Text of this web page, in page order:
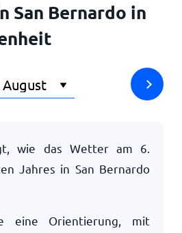
San Bernardo in
wie das Wetter am 6.
Jahres in San Bernardo
eine Orientierung, mit